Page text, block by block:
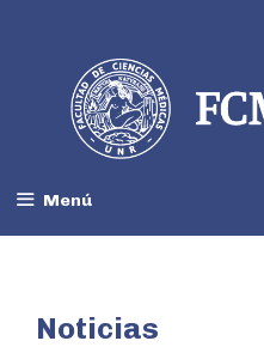
Menú
Noticias